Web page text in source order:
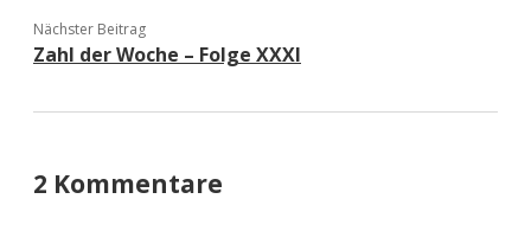
Nächster Beitrag
Zahl der Woche – Folge XXXI
2 Kommentare